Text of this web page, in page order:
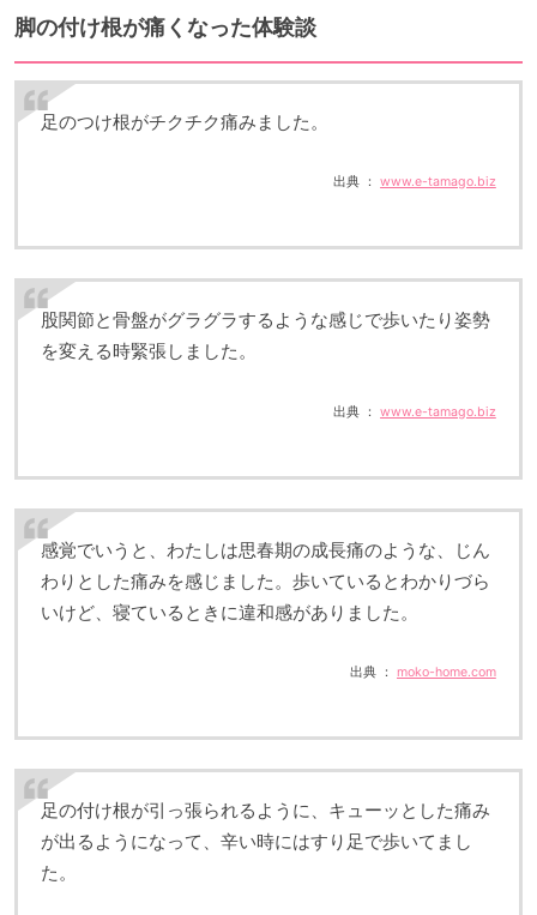
脚の付け根が痛くなった体験談
足のつけ根がチクチク痛みました。
出典 ：www.e-tamago.biz
股関節と骨盤がグラグラするような感じで歩いたり姿勢
を変える時緊張しました。
出典 ：www.e-tamago.biz
感覚でいうと、わたしは思春期の成長痛のような、じん
わりとした痛みを感じました。歩いているとわかりづら
いけど、寝ているときに違和感がありました。
出典 ：moko-home.com
足の付け根が引っ張られるように、キューッとした痛み
が出るようになって、辛い時にはすり足で歩いてまし
た。